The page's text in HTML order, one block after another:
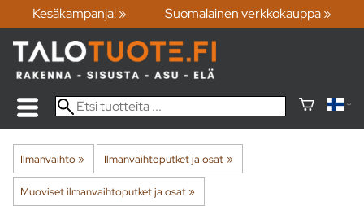
Kesäkampanja! » Suomalainen verkkokauppa »
Ilmanvaihto‪» Ilmanvaihtoputket ja osat ‪»
Muoviset ilmanvaihtoputket ja osat‪»